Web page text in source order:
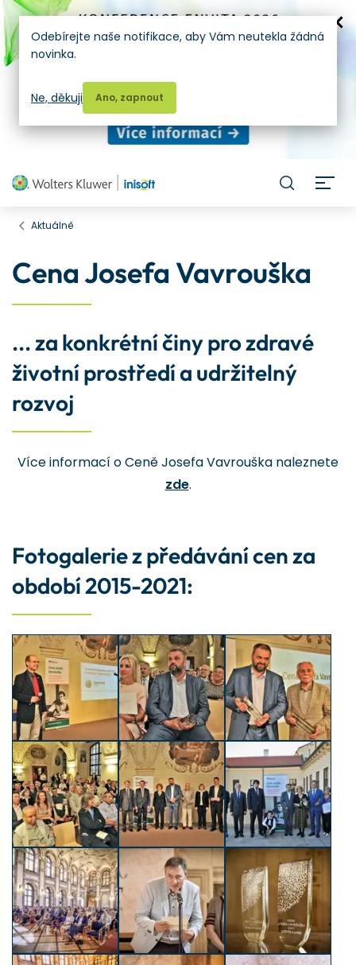
Aktuálně
Cena Josefa Vavrouška
... za konkrétní činy pro zdravé
životní prostředí a udržitelný
rozvoj
Více informací o Ceně Josefa Vavrouška naleznete
zde.
Fotogalerie z předávání cen za
období 2015-2021:
Odebírejte naše notifikace, aby Vám neutekla žádná
novinka.
Ano, zapnout
Ne, děkuji